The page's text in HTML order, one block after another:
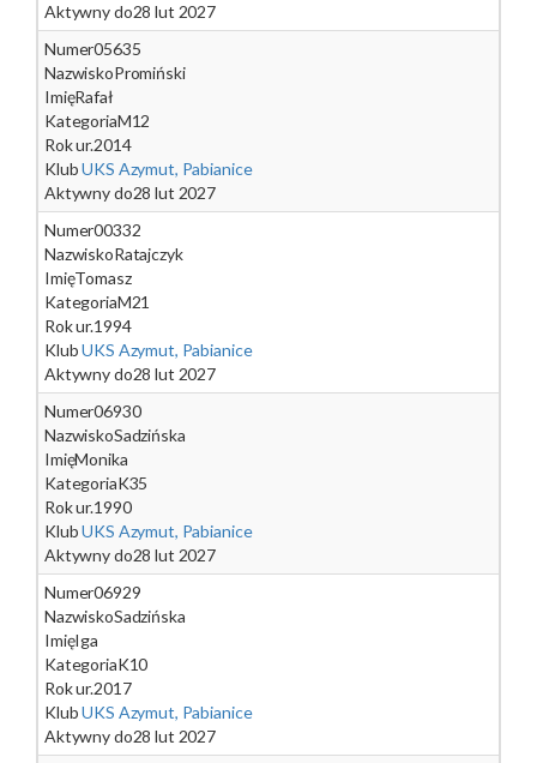
Aktywny do28 lut 2027
Numer05635
NazwiskoPromiński
ImięRafał
KategoriaM12
Rok ur.2014
KlubUKS Azymut, Pabianice
Aktywny do28 lut 2027
Numer00332
NazwiskoRatajczyk
ImięTomasz
KategoriaM21
Rok ur.1994
KlubUKS Azymut, Pabianice
Aktywny do28 lut 2027
Numer06930
NazwiskoSadzińska
ImięMonika
KategoriaK35
Rok ur.1990
KlubUKS Azymut, Pabianice
Aktywny do28 lut 2027
Numer06929
NazwiskoSadzińska
ImięIga
KategoriaK10
Rok ur.2017
KlubUKS Azymut, Pabianice
Aktywny do28 lut 2027